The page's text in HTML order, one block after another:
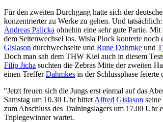
Für den zweiten Durchgang hatte sich der
konzentrierter zu Werke zu gehen. Und
Andreas Palicka ohnehin eine sehr gute Partie.
dem Seitenwechsel los. Wisla Plock konterte
Gislason durchwechselte und Rune Dahmke und
Doch man sah dem THW Kiel auch in diesem
Filip Jicha suchten die Zebras Mitte der zweiten
einen TrefferDahmkes in der Schlussphase
"Jetzt freuen sich die Jungs erst einmal auf das
Samstag um 10.30 Uhr bittet Alfred Gislason
zum Abschluss des Trainingslagers um 17.00 Uhr
Triplegewinner wartet.